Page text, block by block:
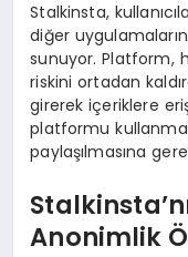
Stalkinsta,
diğer
sunuyor. Platform,
riskini ortadan
girerek içeriklere
platformu
paylaşılmasına
Anonimlik